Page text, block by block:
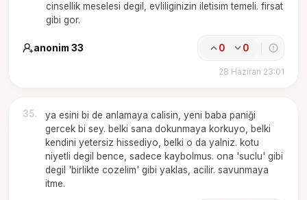
cinsellik meselesi degil, evliliginizin iletisim temeli. firsat
gibi gor.
anonim 33 0 0
28 Haziran 23:01
35.
ya esini bi de anlamaya calisin, yeni baba paniği
gercek bi sey. belki sana dokunmaya korkuyo, belki
kendini yetersiz hissediyo, belki o da yalniz. kotu
niyetli degil bence, sadece kaybolmus. ona 'suclu' gibi
degil 'birlikte cozelim' gibi yaklas, acilir. savunmaya
itme.